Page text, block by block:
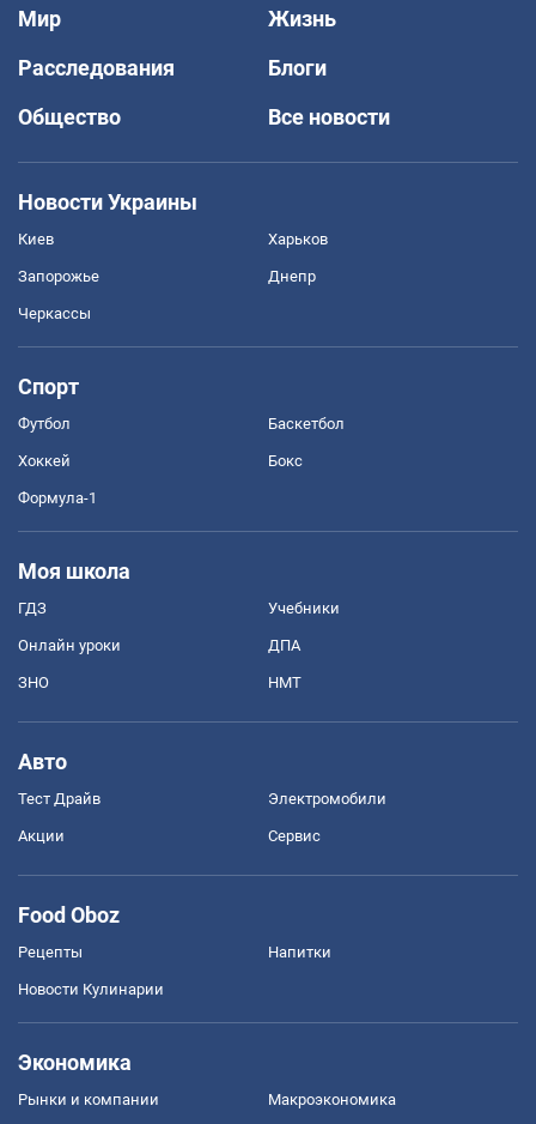
Мир
Жизнь
Расследования
Блоги
Общество
Все новости
Новости Украины
Киев Харьков
Запорожье Днепр
Черкассы
Спорт
Футбол Баскетбол
Хоккей Бокс
Формула-1
Моя школа
ГДЗ Учебники
Онлайн уроки ДПА
ЗНО НМТ
Авто
Тест Драйв Электромобили
Акции Сервис
Food Oboz
Рецепты Напитки
Новости Кулинарии
Экономика
Рынки и компании Mакроэкономика